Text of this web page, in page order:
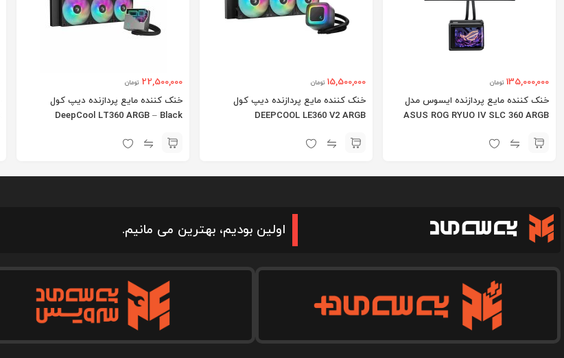
135,000,000 تومان
خنک کننده مایع پردازنده ایسوس مدل
ASUS ROG RYUO IV SLC 360 ARGB
15,500,000 تومان
خنک کننده مایع پردازنده دیپ کول
DEEPCOOL LE360 V2 ARGB
22,500,000 تومان
خنک کننده مایع پردازنده دیپ کول
DeepCool LT360 ARGB – Black
اولین بودیم، بهترین می مانیم.